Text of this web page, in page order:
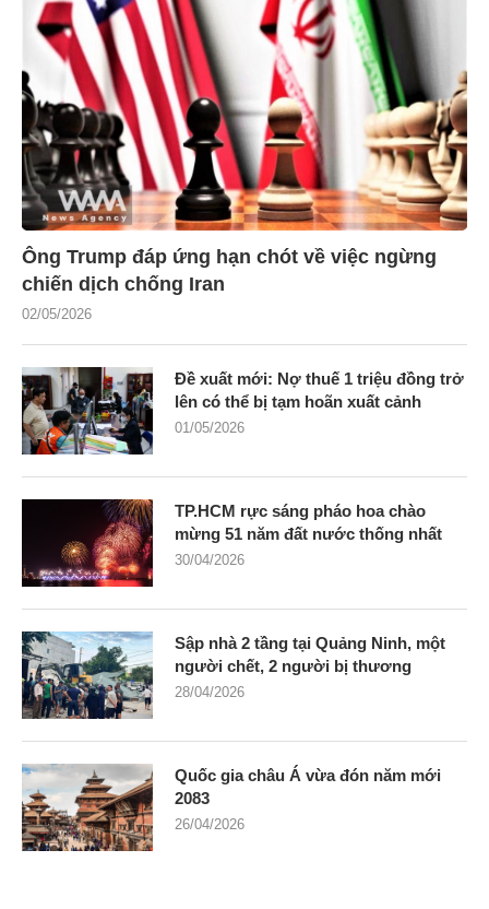
Ông Trump đáp ứng hạn chót về việc ngừng
chiến dịch chống Iran
02/05/2026
Đề xuất mới: Nợ thuế 1 triệu đồng trở
lên có thể bị tạm hoãn xuất cảnh
01/05/2026
TP.HCM rực sáng pháo hoa chào
mừng 51 năm đất nước thống nhất
30/04/2026
Sập nhà 2 tầng tại Quảng Ninh, một
người chết, 2 người bị thương
28/04/2026
Quốc gia châu Á vừa đón năm mới
2083
26/04/2026